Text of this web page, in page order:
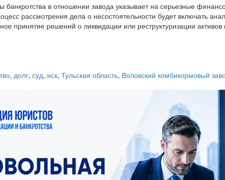
банкротства в отношении завода указывает на серьезные
рассмотрения дела о несостоятельности будет включать
принятие решений о ликвидации или реструктуризации активов
, долг, суд, иск, Тульская область, Воловский комбикормовый